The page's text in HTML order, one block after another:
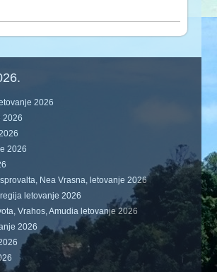
2026
2026
2026
Nea Vrasna, letovanje 2026
letovanje 2026
Vrahos, Amudia letovanje 2026
2026